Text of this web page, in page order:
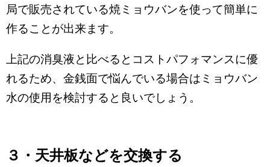
局で販売されている焼ミョウバンを使って簡単に
作ることが出来ます。
上記の消臭液と比べるとコストパフォマンスに優
れるため、金銭面で悩んでいる場合はミョウバン
水の使用を検討すると良いでしょう。
３・天井板などを交換する